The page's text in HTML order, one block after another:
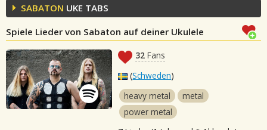
SABATON UKE TABS
Spiele Lieder von Sabaton auf deiner Ukulele
32 Fans
(Schweden)
heavy metal
metal
power metal